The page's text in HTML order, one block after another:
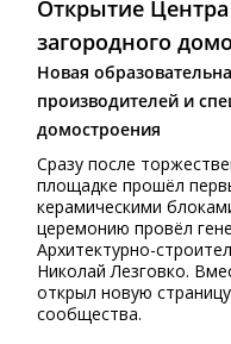
Открытие
загородного
Новая
производителей и
домостроения
Сразу после
площадке прошёл
керамическими
церемонию провёл
Архитектурно-
Николай Лезговко.
открыл новую
сообщества.